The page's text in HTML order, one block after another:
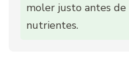
moler justo antes
nutrientes.